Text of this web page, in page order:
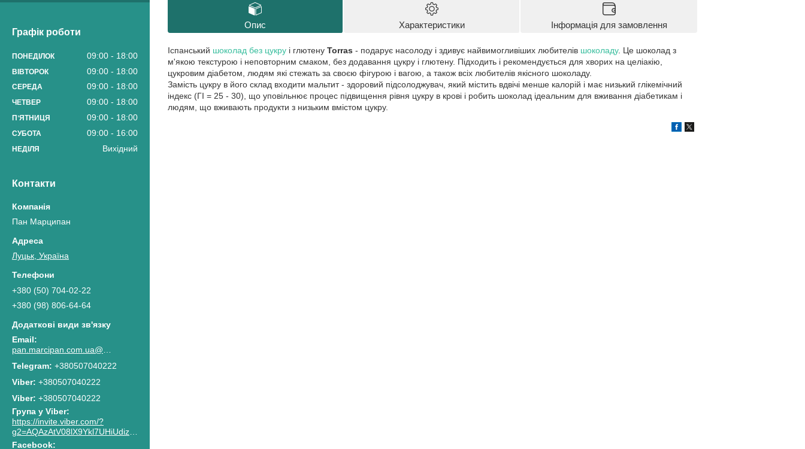
Графік роботи
ПОНЕДІЛОК 09:00 18:00
ВІВТОРОК 09:00 18:00
СЕРЕДА 09:00 18:00
ЧЕТВЕР 09:00 18:00
ПʼЯТНИЦЯ 09:00 18:00
СУБОТА 09:00 16:00
НЕДІЛЯ Вихідний
Контакти
Пан Марципан
Луцьк, Україна
+380 (50) 704-02-22
+380 (98) 806-64-64
pan.marcipan.com.ua@gmail.com
+380507040222
+380507040222
Viber +380507040222
Група у Viber
https://invite.viber.com/?
g2=AQAzAtV08lX9Ykl7UHiUdiz2lJaGpR6lsG8M4RbzQPAkG0NWtCn7PhJnwk8g8F2c
Facebook
Опис Характеристики Інформація для замовлення
Іспанський шоколад без цукру і глютену Torras - подарує насолоду і здивує найвимогливіших любителів шоколаду. Це шоколад з
м'якою текстурою і неповторним смаком, без додавання цукру і глютену. Підходить і рекомендується для хворих на целіакію,
цукровим діабетом, людям які стежать за своєю фігурою і вагою, а також всіх любителів якісного шоколаду.
Замість цукру в його склад входити мальтит - здоровий підсолоджувач, який містить вдвічі менше калорій і має низький глікемічний
індекс (ГІ = 25 - 30), що уповільнює процес підвищення рівня цукру в крові і робить шоколад ідеальним для вживання діабетикам і
людям, що вживають продукти з низьким вмістом цукру.